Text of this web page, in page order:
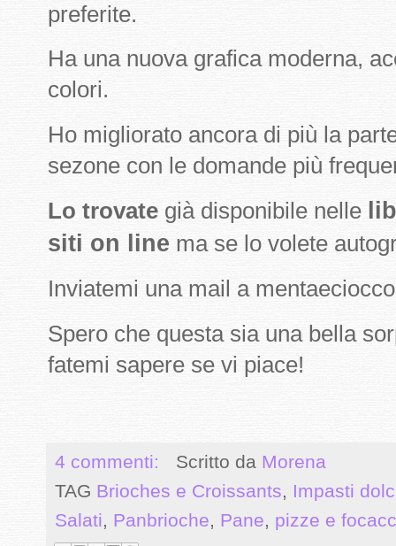
preferite.
Ha una nuova grafica moderna,
colori.
Ho migliorato ancora di più la
sezone con le domande più
Lo trovate già disponibile nelle
siti on line ma se lo volete
Inviatemi una mail a
Spero che questa sia una bella
fatemi sapere se vi piace!
4 commenti: Scritto da Morena
TAG Brioches e Croissants, Impasti
Salati, Panbrioche, Pane, pizze e